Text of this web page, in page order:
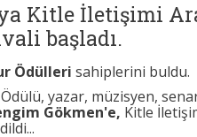
Kitle İletişimi
başladı.
Ödülleri sahiplerini buldu.
yazar, müzisyen,
Gökmen'e, Kitle